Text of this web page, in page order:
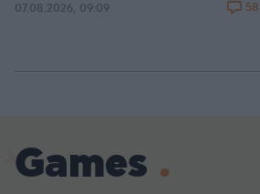
07.08.2026, 09:09 58
Games